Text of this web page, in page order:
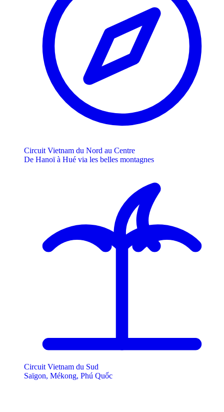
Circuit Vietnam du Nord au Centre
De Hanoï à Hué via les belles montagnes
Circuit Vietnam du Sud
Saïgon, Mékong, Phú Quốc